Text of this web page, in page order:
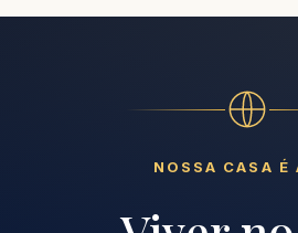
NOSSA CASA É